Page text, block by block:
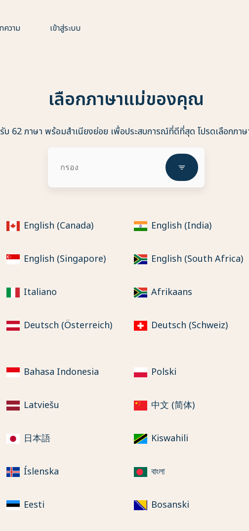
ความ เข้าสู่ระบบ
เลือกภาษาแม่ของคุณ
บ 62 ภาษา พร้อมสำเนียงย่อย เพื่อประสบการณ์ที่ดีที่สุด โปรดเลือกภา
filter_list
English (Canada) English (India)
English (Singapore) English (South Africa)
Italiano Afrikaans
Deutsch (Österreich) Deutsch (Schweiz)
Bahasa Indonesia Polski
Latviešu 中文 (简体)
日本語 Kiswahili
Íslenska বাংলা
Eesti Bosanski